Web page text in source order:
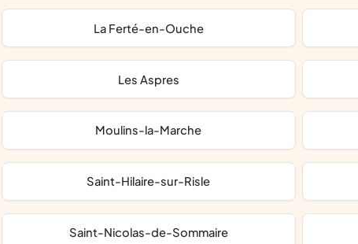
La Ferté-en-Ouche
Les Aspres
Moulins-la-Marche
Saint-Hilaire-sur-Risle
Saint-Nicolas-de-Sommaire